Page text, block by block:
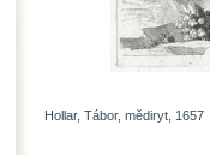
Hollar, Tábor, mědiryt, 1657